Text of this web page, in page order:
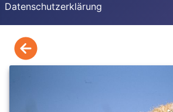
Datenschutzerklärung